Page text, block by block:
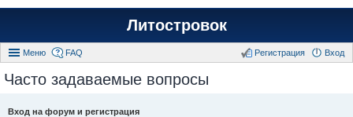
Литостровок
Меню FAQ Вход
Регистрация
Часто задаваемые вопросы
Вход на форум и регистрация